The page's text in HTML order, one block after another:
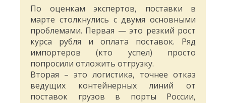
По оценкам экспертов, поставки в
марте столкнулись с двумя основными
проблемами. Первая — это резкий рост
курса рубля и оплата поставок. Ряд
импортеров (кто успел) просто
попросили отложить отгрузку.
Вторая – это логистика, точнее отказ
ведущих контейнерных линий от
поставок грузов в порты России,